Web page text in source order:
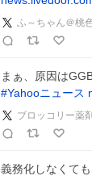
ふ～ちゃん＠桃
まぁ、原因は
#Yahooニュース
ブロッコリー薬
義務化しなくて